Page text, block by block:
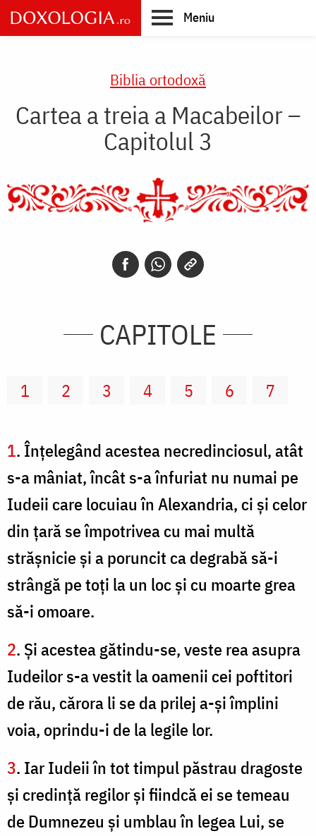
Skip
to
main
Meniu
Biblia ortodoxă
Cartea a treia a Macabeilor –
Capitolul 3
CAPITOLE
1 2 3 4 5 6 7
1. Înţelegând acestea necredinciosul, atât
s-a mâniat, încât s-a înfuriat nu numai pe
Iudeii care locuiau în Alexandria, ci şi celor
din ţară se împotrivea cu mai multă
străşnicie şi a poruncit ca degrabă să-i
strângă pe toţi la un loc şi cu moarte grea
să-i omoare.
2. Şi acestea gătindu-se, veste rea asupra
Iudeilor s-a vestit la oamenii cei poftitori
de rău, cărora li se da prilej a-şi împlini
voia, oprindu-i de la legile lor.
3. Iar Iudeii în tot timpul păstrau dragoste
şi credinţă regilor şi fiindcă ei se temeau
de Dumnezeu şi umblau în legea Lui, se